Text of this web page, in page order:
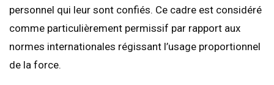
personnel qui leur sont confiés. Ce cadre est considéré
comme particulièrement permissif par rapport aux
normes internationales régissant l’usage proportionnel
de la force.